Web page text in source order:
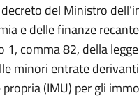
del Ministro
e delle finanze
1, comma 82, della
minori entrate
(IMU) per gli